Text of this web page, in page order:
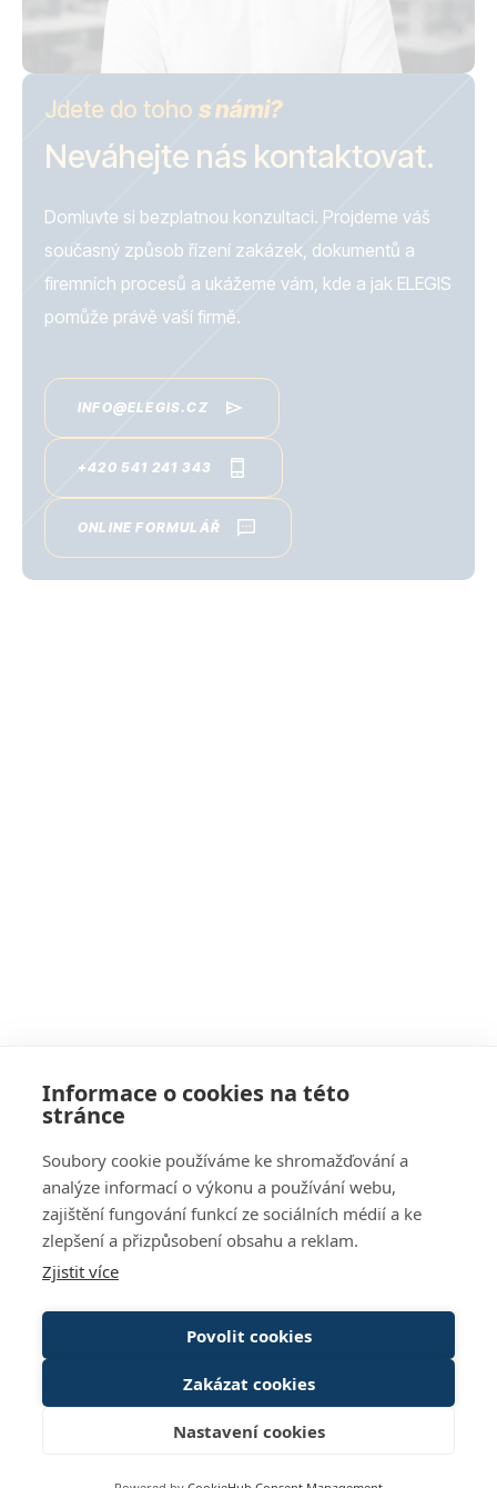
Informace o cookies na této
stránce
Soubory cookie používáme ke shromažďování a
analýze informací o výkonu a používání webu,
zajištění fungování funkcí ze sociálních médií a ke
zlepšení a přizpůsobení obsahu a reklam.
Zjistit více
Povolit cookies
Zakázat cookies
Nastavení cookies
Jdete do toho s námi?
Neváhejte nás kontaktovat.
Domluvte si bezplatnou konzultaci. Projdeme váš
současný způsob řízení zakázek, dokumentů a
firemních procesů a ukážeme vám, kde a jak ELEGIS
pomůže právě vaší firmě.
INFO@ELEGIS.CZ
+420 541 241 343
ONLINE FORMULÁŘ
+420 541 241 343
Stavebnictví
Systém ELEGIS